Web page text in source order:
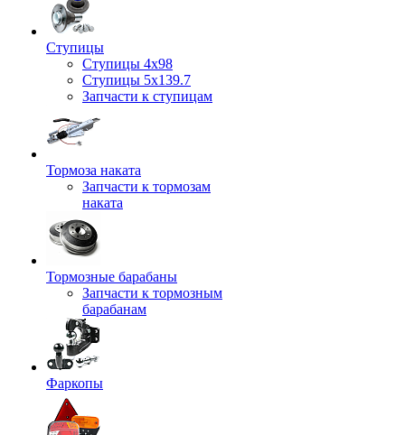
Ступицы
Ступицы 4x98
Ступицы 5x139.7
Запчасти к ступицам
Тормоза наката
Запчасти к тормозам
наката
Тормозные барабаны
Запчасти к тормозным
барабанам
Фаркопы